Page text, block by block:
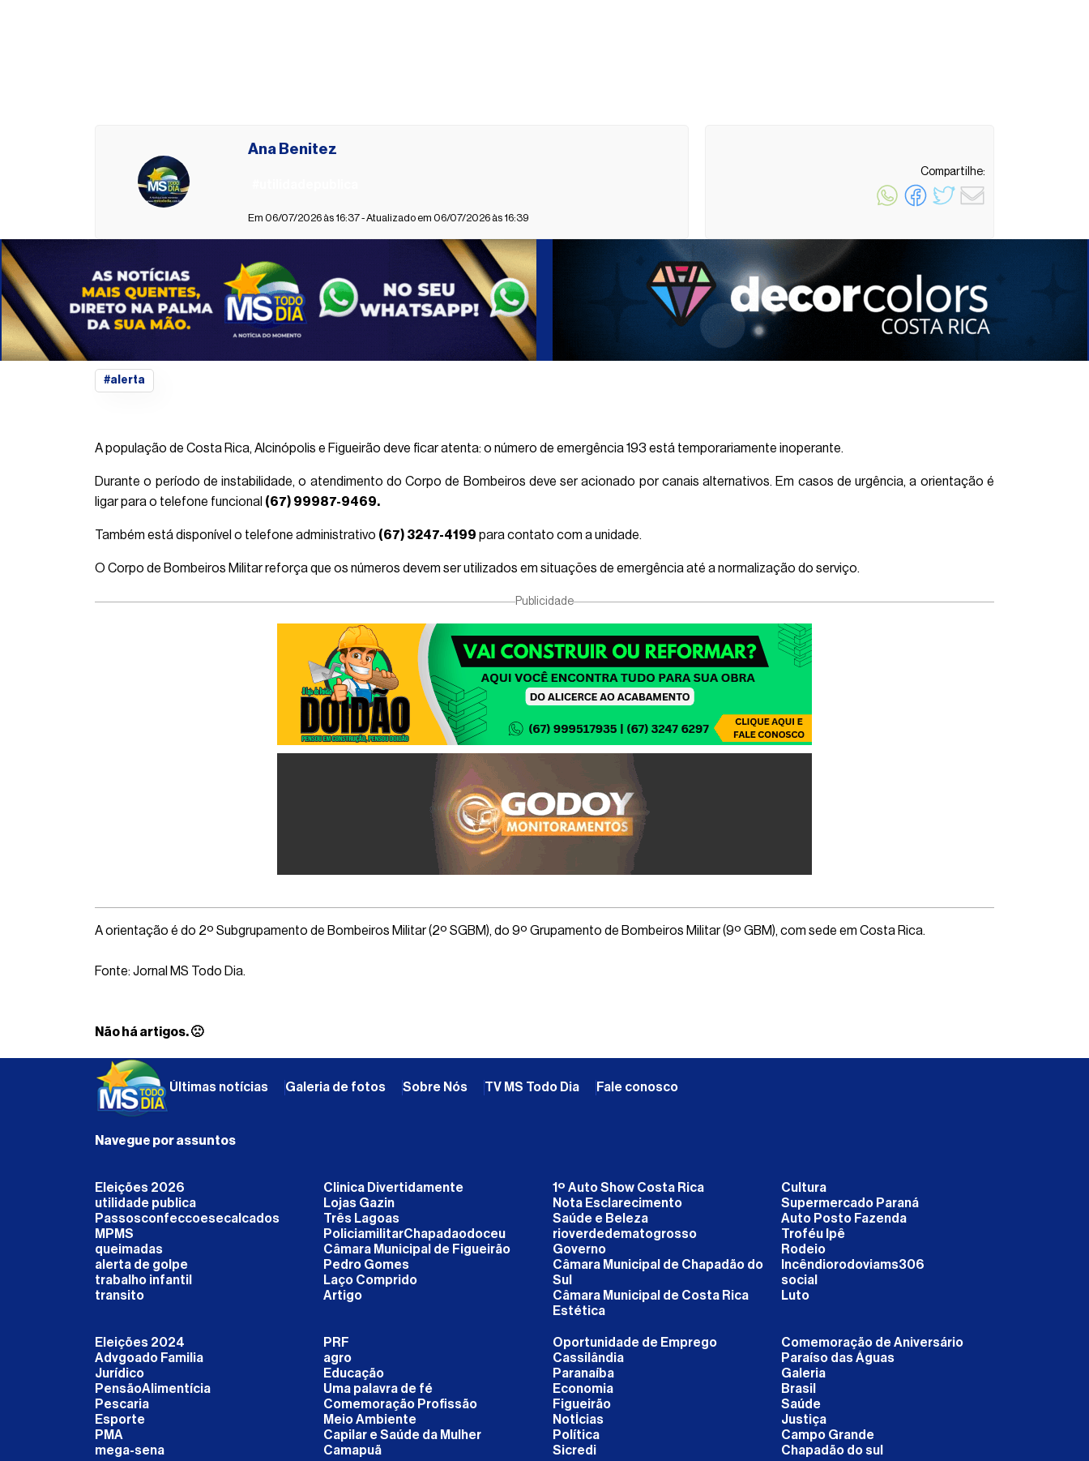
Ana Benitez
Em 06/07/2026 às 16:37 - Atualizado em 06/07/2026 às 16:39
Compartilhe:
#alerta
A população de Costa Rica, Alcinópolis e Figueirão deve ficar atenta: o número de emergência 193 está temporariamente inoperante.
Durante o período de instabilidade, o atendimento do Corpo de Bombeiros deve ser acionado por canais alternativos. Em casos de urgência, a orientação é
ligar para o telefone funcional (67) 99987-9469.
Também está disponível o telefone administrativo (67) 3247-4199 para contato com a unidade.
O Corpo de Bombeiros Militar reforça que os números devem ser utilizados em situações de emergência até a normalização do serviço.
Publicidade
A orientação é do 2º Subgrupamento de Bombeiros Militar (2º SGBM), do 9º Grupamento de Bombeiros Militar (9º GBM), com sede em Costa Rica.
Fonte: Jornal MS Todo Dia.
Não há artigos. 🙁
Últimas notícias Galeria de fotos Sobre Nós TV MS Todo Dia Fale conosco
Navegue por assuntos
Eleições 2026
utilidade publica
Passosconfeccoesecalcados
MPMS
queimadas
alerta de golpe
trabalho infantil
transito
Clinica Divertidamente
Lojas Gazin
Três Lagoas
PoliciamilitarChapadaodoceu
Câmara Municipal de Figueirão
Pedro Gomes
Laço Comprido
Artigo
1º Auto Show Costa Rica
Nota Esclarecimento
Saúde e Beleza
rioverdedematogrosso
Governo
Câmara Municipal de Chapadão do
Sul
Câmara Municipal de Costa Rica
Estética
Cultura
Supermercado Paraná
Auto Posto Fazenda
Troféu Ipê
Rodeio
Incêndiorodoviams306
social
Luto
Eleições 2024
Advgoado Familia
Jurídico
PensãoAlimentícia
Pescaria
Esporte
PMA
mega-sena
PRF
agro
Educação
Uma palavra de fé
Comemoração Profissão
Meio Ambiente
Capilar e Saúde da Mulher
Camapuã
Oportunidade de Emprego
Cassilândia
Paranaíba
Economia
Figueirão
NotÍcias
Política
Sicredi
Comemoração de Aniversário
Paraíso das Águas
Galeria
Brasil
Saúde
Justiça
Campo Grande
Chapadão do sul